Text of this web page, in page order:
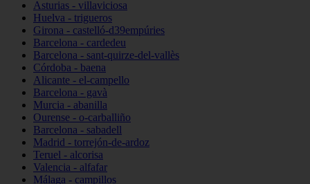
Asturias - villaviciosa
Huelva - trigueros
Girona - castelló-d39empúries
Barcelona - cardedeu
Barcelona - sant-quirze-del-vallès
Córdoba - baena
Alicante - el-campello
Barcelona - gavà
Murcia - abanilla
Ourense - o-carballiño
Barcelona - sabadell
Madrid - torrejón-de-ardoz
Teruel - alcorisa
Valencia - alfafar
Málaga - campillos